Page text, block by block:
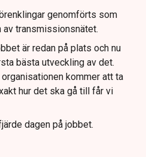
genomförts som
av transmissionsnätet.
är redan på plats och nu
bästa utveckling av det.
kommer att ta
hur det ska gå till får vi
dagen på jobbet.